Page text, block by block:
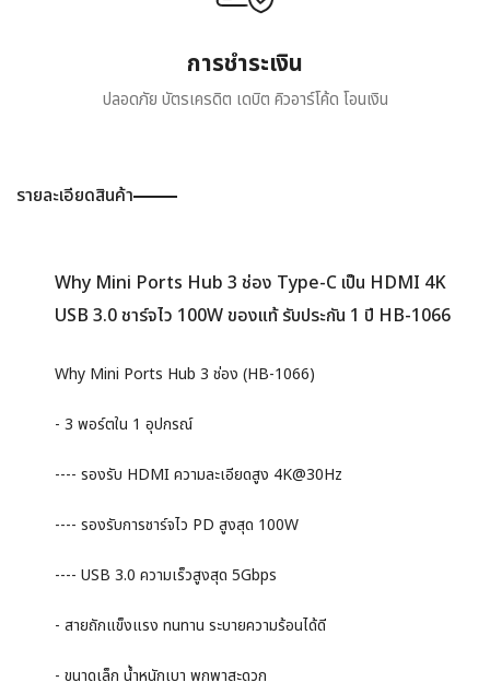
การชำระเงิน
ปลอดภัย บัตรเครดิต เดบิต คิวอาร์โค้ด โอนเงิน
รายละเอียดสินค้า
Why Mini Ports Hub 3 ช่อง Type-C เป็น HDMI 4K
USB 3.0 ชาร์จไว 100W ของแท้ รับประกัน 1 ปี HB-1066
Why Mini Ports Hub 3 ช่อง (HB-1066)
- 3 พอร์ตใน 1 อุปกรณ์
---- รองรับ HDMI ความละเอียดสูง 4K@30Hz
---- รองรับการชาร์จไว PD สูงสุด 100W
---- USB 3.0 ความเร็วสูงสุด 5Gbps
- สายถักแข็งแรง ทนทาน ระบายความร้อนได้ดี
- ขนาดเล็ก น้ำหนักเบา พกพาสะดวก